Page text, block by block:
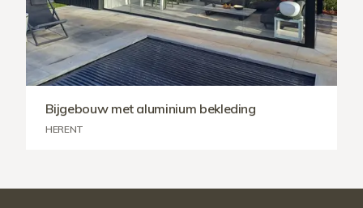
Bijgebouw met aluminium bekleding
HERENT